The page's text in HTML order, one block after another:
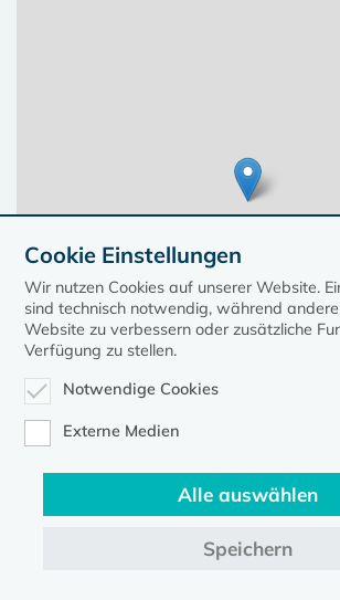
Diese Seite gehört zum Portal
Evangelische Kirche in Mecklenburg-
Cookie Einstellungen
Wir nutzen Cookies auf unserer Website.
sind technisch notwendig, während
Website zu verbessern oder zusätzliche
Verfügung zu stellen.
Notwendige Cookies
Externe Medien
Alle auswählen
Speichern